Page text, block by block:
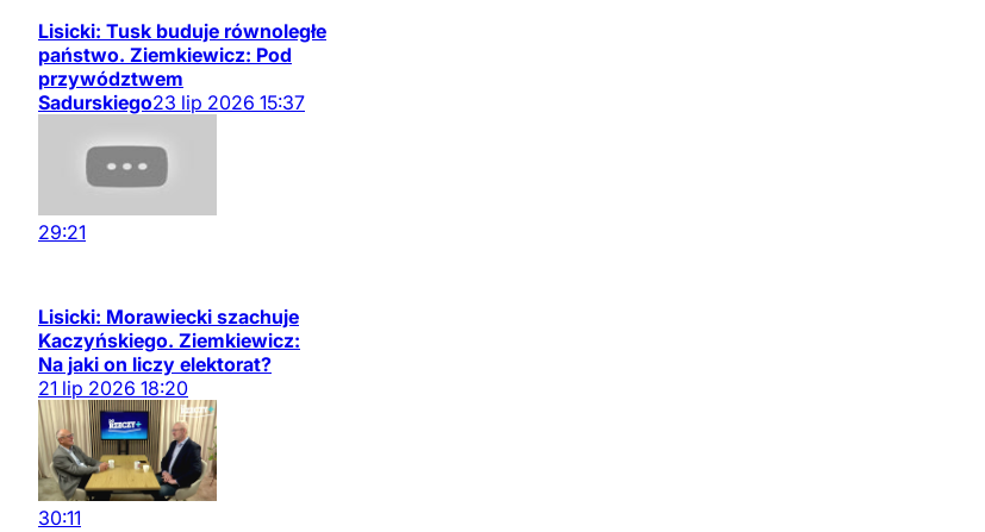
Lisicki: Tusk buduje równoległe
państwo. Ziemkiewicz: Pod
przywództwem
Sadurskiego23 lip 2026 15:37
29:21
Lisicki: Morawiecki szachuje
Kaczyńskiego. Ziemkiewicz:
Na jaki on liczy elektorat?
21 lip 2026 18:20
30:11